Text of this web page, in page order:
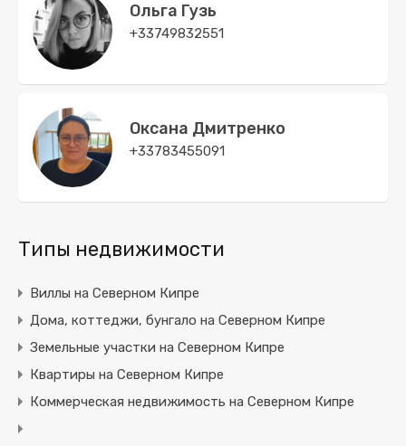
Ольга Гузь
+33749832551
Оксана Дмитренко
+33783455091
Типы недвижимости
Виллы на Северном Кипре
Дома, коттеджи, бунгало на Северном Кипре
Земельные участки на Северном Кипре
Квартиры на Северном Кипре
Коммерческая недвижимость на Северном Кипре